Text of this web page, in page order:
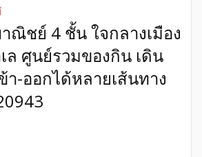
หลายทาง ถนนสุขุมวิท ถนนศรีนครินทร์
ฟฟ้าแบริ่ง ราคาเช่า 25,000/เดือน มัดจำ
อน สัญญาขั้นต่ำ 1 ปี สถานที่ใกล้เคียง -7-
ยยา 80 […]
ณิชย์ 4 ชั้น ใจกลางเมือง
ล ศูนย์รวมของกิน เดิน
า-ออกได้หลายเส้นทาง